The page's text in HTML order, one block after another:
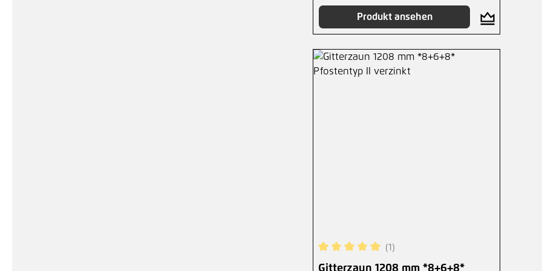
Produkt ansehen
Durchschnittliche Bewertung von 5 von 5
(1)
Gitterzaun 1208 mm *8+6+8*